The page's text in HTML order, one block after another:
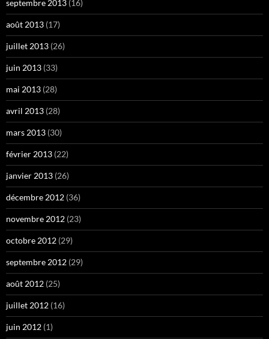
septembre 2013 (16)
août 2013 (17)
juillet 2013 (26)
juin 2013 (33)
mai 2013 (28)
avril 2013 (28)
mars 2013 (30)
février 2013 (22)
janvier 2013 (26)
décembre 2012 (36)
novembre 2012 (23)
octobre 2012 (29)
septembre 2012 (29)
août 2012 (25)
juillet 2012 (16)
juin 2012 (1)